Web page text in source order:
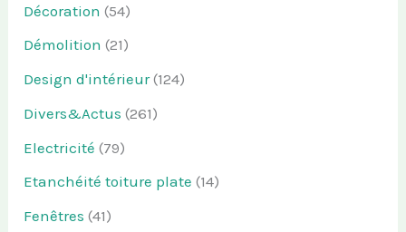
Décoration (54)
Démolition (21)
Design d'intérieur(124)
Divers&Actus (261)
Electricité (79)
Etanchéité toiture plate (14)
Fenêtres (41)